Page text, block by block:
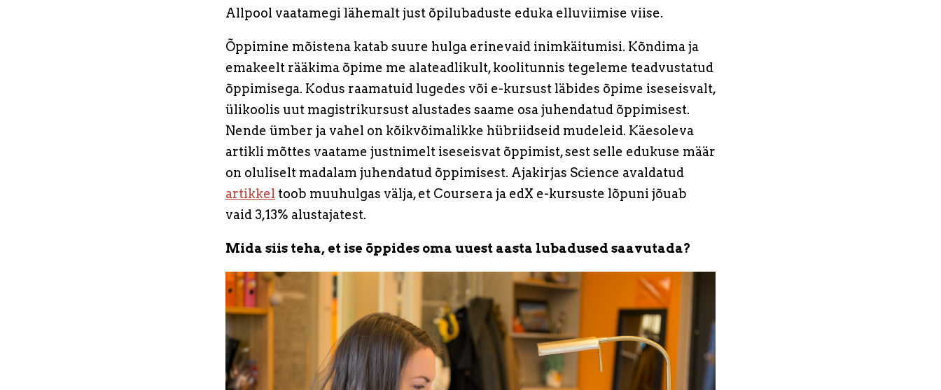
Allpool vaatamegi lähemalt just õpilubaduste eduka elluviimise viise.
Õppimine mõistena katab suure hulga erinevaid inimkäitumisi. Kõndima ja
emakeelt rääkima õpime me alateadlikult, koolitunnis tegeleme teadvustatud
õppimisega. Kodus raamatuid lugedes või e-kursust läbides õpime iseseisvalt,
ülikoolis uut magistrikursust alustades saame osa juhendatud õppimisest.
Nende ümber ja vahel on kõikvõimalikke hübriidseid mudeleid. Käesoleva
artikli mõttes vaatame justnimelt iseseisvat õppimist, sest selle edukuse määr
on oluliselt madalam juhendatud õppimisest. Ajakirjas Science avaldatud
artikkel toob muuhulgas välja, et Coursera ja edX e-kursuste lõpuni jõuab
vaid 3,13% alustajatest.
Mida siis teha, et ise õppides oma uuest aasta lubadused saavutada?